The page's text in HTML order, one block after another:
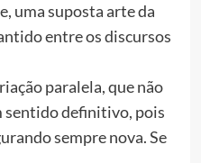
uma suposta arte da
entre os discursos
paralela, que não
sentido definitivo, pois
sempre nova. Se